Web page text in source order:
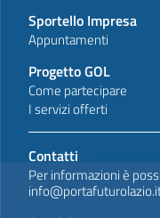
Sportello Impresa
Appuntamenti
Progetto GOL
Come partecipare
I servizi offerti
Contatti
Per informazioni è